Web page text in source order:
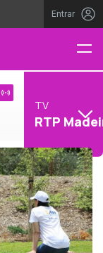
Entrar
TV
RTP